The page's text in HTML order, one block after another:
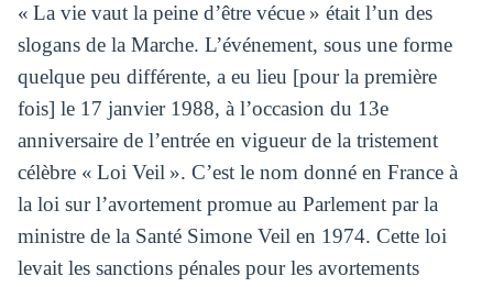
« La vie vaut la peine d’être vécue » était l’un des
slogans de la Marche. L’événement, sous une forme
quelque peu différente, a eu lieu [pour la première
fois] le 17 janvier 1988, à l’occasion du 13e
anniversaire de l’entrée en vigueur de la tristement
célèbre « Loi Veil ». C’est le nom donné en France à
la loi sur l’avortement promue au Parlement par la
ministre de la Santé Simone Veil en 1974. Cette loi
levait les sanctions pénales pour les avortements